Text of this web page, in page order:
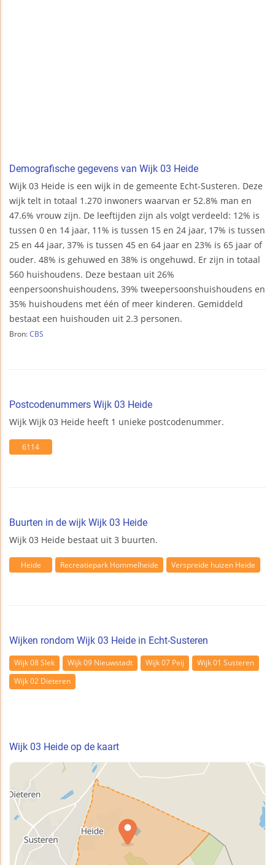
Demografische gegevens van Wijk 03 Heide
Wijk 03 Heide is een wijk in de gemeente Echt-Susteren. Deze
wijk telt in totaal 1.270 inwoners waarvan er 52.8% man en
47.6% vrouw zijn. De leeftijden zijn als volgt verdeeld: 12% is
tussen 0 en 14 jaar, 11% is tussen 15 en 24 jaar, 17% is tussen
25 en 44 jaar, 37% is tussen 45 en 64 jaar en 23% is 65 jaar of
ouder. 48% is gehuwed en 38% is ongehuwd. Er zijn in totaal
560 huishoudens. Deze bestaan uit 26%
eenpersoonshuishoudens, 39% tweepersoonshuishoudens en
35% huishoudens met één of meer kinderen. Gemiddeld
bestaat een huishouden uit 2.3 personen.
Bron: CBS
Postcodenummers Wijk 03 Heide
Wijk Wijk 03 Heide heeft 1 unieke postcodenummer.
6114
Buurten in de wijk Wijk 03 Heide
Wijk 03 Heide bestaat uit 3 buurten.
Heide Recreatiepark Hommelheide Verspreide huizen Heide
Wijken rondom Wijk 03 Heide in Echt-Susteren
Wijk 08 Slek Wijk 09 Nieuwstadt Wijk 07 Peij
Wijk 01 Susteren
Wijk 02 Dieteren
Wijk 03 Heide op de kaart